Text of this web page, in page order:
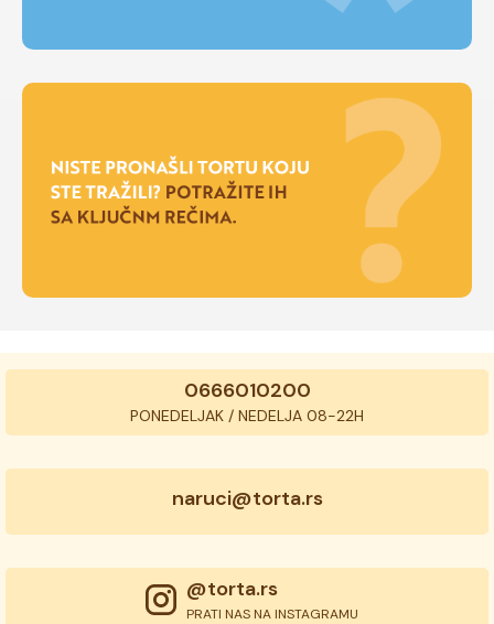
0666010200
PONEDELJAK / NEDELJA 08-22H
naruci@torta.rs
@torta.rs
PRATI NAS NA INSTAGRAMU